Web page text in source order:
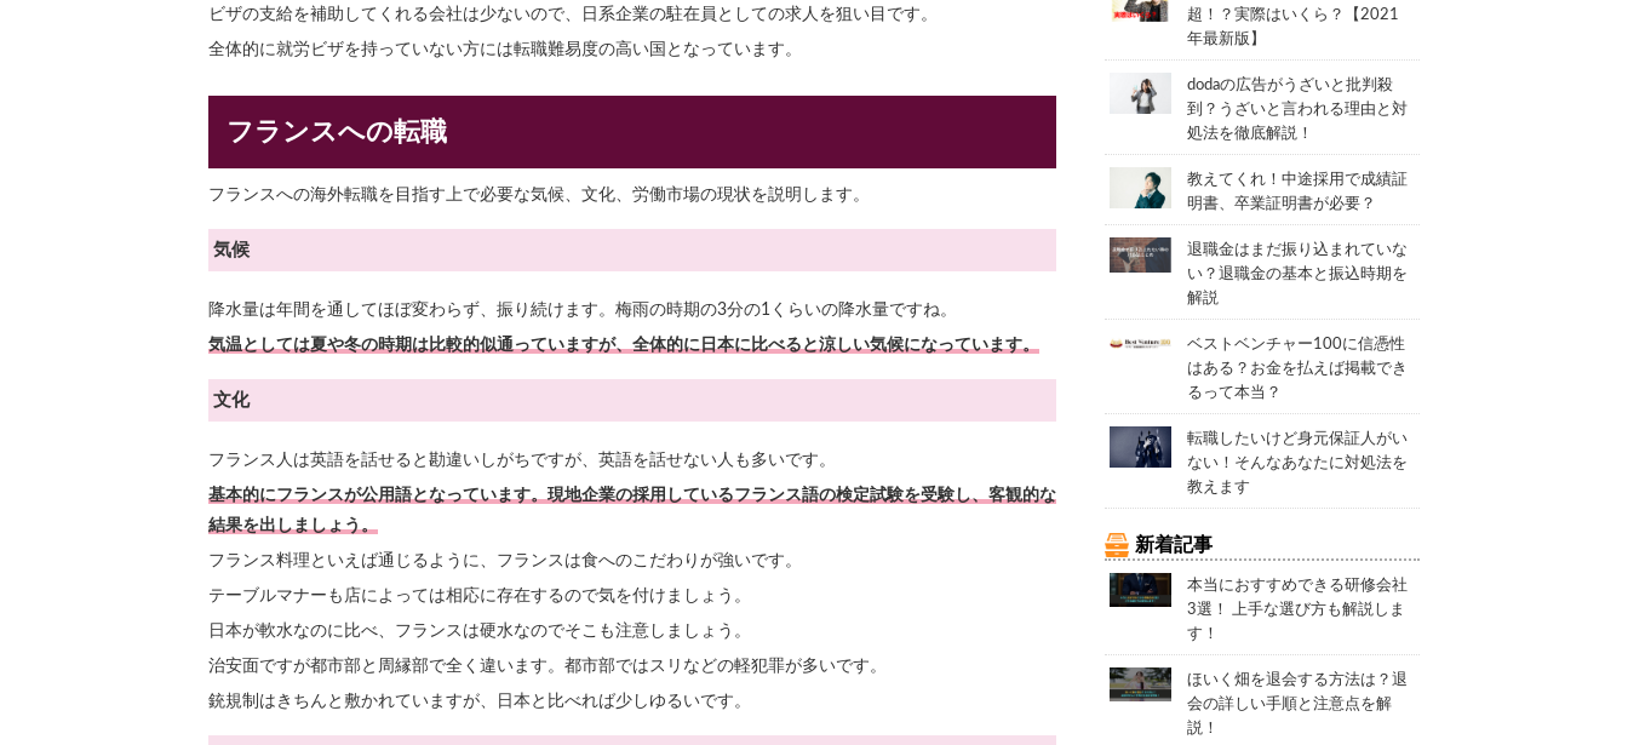
ビザの支給を補助してくれる会社は少ないので、日系企業の駐在員としての求人を狙い目です。
全体的に就労ビザを持っていない方には転職難易度の高い国となっています。
フランスへの転職
フランスへの海外転職を目指す上で必要な気候、文化、労働市場の現状を説明します。
気候
降水量は年間を通してほぼ変わらず、振り続けます。梅雨の時期の3分の1くらいの降水量ですね。
気温としては夏や冬の時期は比較的似通っていますが、全体的に日本に比べると涼しい気候になっています。
文化
フランス人は英語を話せると勘違いしがちですが、英語を話せない人も多いです。
基本的にフランスが公用語となっています。現地企業の採用しているフランス語の検定試験を受験し、客観的な
結果を出しましょう。
フランス料理といえば通じるように、フランスは食へのこだわりが強いです。
テーブルマナーも店によっては相応に存在するので気を付けましょう。
日本が軟水なのに比べ、フランスは硬水なのでそこも注意しましょう。
治安面ですが都市部と周縁部で全く違います。都市部ではスリなどの軽犯罪が多いです。
銃規制はきちんと敷かれていますが、日本と比べれば少しゆるいです。
超！？実際はいくら？【2021
年最新版】
dodaの広告がうざいと批判殺
到？うざいと言われる理由と対
処法を徹底解説！
教えてくれ！中途採用で成績証
明書、卒業証明書が必要？
退職金はまだ振り込まれていな
い？退職金の基本と振込時期を
解説
ベストベンチャー100に信憑性
はある？お金を払えば掲載でき
るって本当？
転職したいけど身元保証人がい
ない！そんなあなたに対処法を
教えます
新着記事
本当におすすめできる研修会社
3選！ 上手な選び方も解説しま
す！
ほいく畑を退会する方法は？退
会の詳しい手順と注意点を解
説！